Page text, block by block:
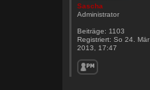
Sascha
Administrator
Beiträge: 1103
Registriert: So 24. Mär
2013, 17:47